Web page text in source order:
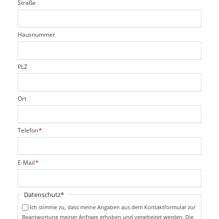
t
r
d
f
e
d
c
t
f
e
d
Straße
Hausnummer
PLZ
Ort
P
f
i
c
t
f
Telefon*
P
f
i
E-Mail*
Pflichtfeld
Datenschutz*
Ich stimme zu, dass meine Angaben aus dem Kontaktformular zur
Beantwortung meiner Anfrage erhoben und verarbeitet werden. Die